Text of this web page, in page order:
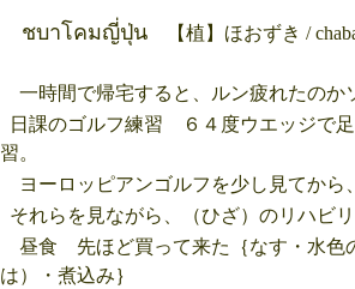
ชบาโคมญี่ปุ่น【植】ほおずき /
一時間で帰宅すると、ルン疲れたのか
日課のゴルフ練習 ６４度ウエッジで
習。
ヨーロッピアンゴルフを少し見てか
それらを見ながら、（ひざ）のリハビ
昼食 先ほど買って来た｛なす・水色
は）・煮込み｝